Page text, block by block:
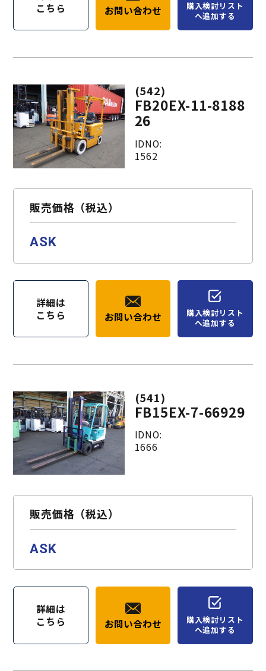
こちら
お問い合わせ
購入検討リスト
へ追加する
(542)
FB20EX-11-8188
26
IDNO:
1562
販売価格（税込）
ASK
詳細は
こちら
お問い合わせ
購入検討リスト
へ追加する
(541)
FB15EX-7-66929
IDNO:
1666
販売価格（税込）
ASK
詳細は
こちら
お問い合わせ
購入検討リスト
へ追加する